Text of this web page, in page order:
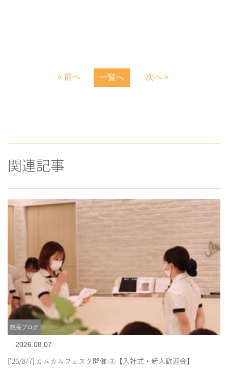
« 前へ 一覧へ 次へ »
関連記事
院長ブログ
2026.08.07
[’26/8/7] カムカムフェスタ開催 ③【入社式・新人歓迎会】